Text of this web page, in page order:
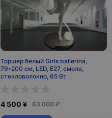
Торшер белый Girls ballerina,
79*200 см, LED, Е27, смола,
стекловолокно, 65 Вт
4 500 ¥ 63 000 ₽